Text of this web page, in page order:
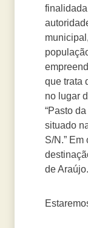
que trata
no lugar
“Pasto
situado
S/N.”
de Araújo.